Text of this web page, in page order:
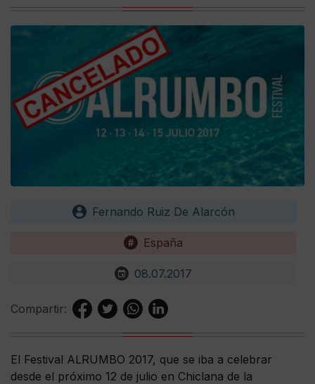
Fernando Ruiz De Alarcón
España
08.07.2017
Compartir:
El Festival ALRUMBO 2017, que se iba a celebrar
desde el próximo 12 de julio en Chiclana de la